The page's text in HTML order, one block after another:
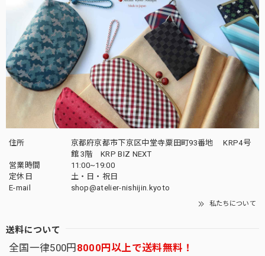
住所
京都府京都市下京区中堂寺粟田町93番地 KRP4号
館 3階 KRP BIZ NEXT
営業時間
11:00~19:00
定休日
土・日・祝日
E-mail
shop@atelier-nishijin.kyoto
私たちについて
送料について
全国一律500円8000円以上で送料無料！